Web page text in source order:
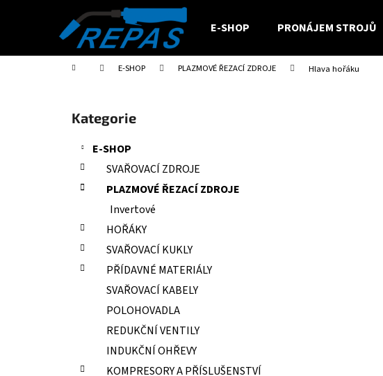
E-SHOP PRONÁJEM STROJŮ
Domů E-SHOP PLAZMOVÉ ŘEZACÍ ZDROJE Hlava hořáku
Přeskočit
kategorie
Kategorie
E-SHOP
SVAŘOVACÍ ZDROJE
PLAZMOVÉ ŘEZACÍ ZDROJE
Invertové
HOŘÁKY
SVAŘOVACÍ KUKLY
PŘÍDAVNÉ MATERIÁLY
SVAŘOVACÍ KABELY
POLOHOVADLA
REDUKČNÍ VENTILY
INDUKČNÍ OHŘEVY
KOMPRESORY A PŘÍSLUŠENSTVÍ
í
Zpět
do
Zpět
do
Co
ELEKTRODY OK-67.70 PR.2,0 NEREZ
15,70 Kč